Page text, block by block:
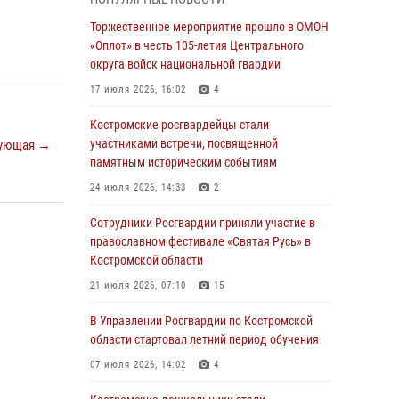
→
04 августа 2026, 11:35
Состоялась рабочая встреча директора
Росгвардии Героя России генерала армии
полномочного представителя Президента
Российской Федерации в Северо-Кавказском
федеральном округе Виталием Кузнецовым
31 июля 2026, 07:08 4
Росгвардейцы знакомят костромичей со
службой в ведомстве
31 июля 2026, 06:48
участниками уроков безопасности,
организованных военнослужащими и
Торжественное мероприятие прошло в ОМОН
«Оплот» в честь 105-летия Центрального
округа войск национальной гвардии
17 июля 2026, 16:02 4
Костромские росгвардейцы стали
участниками встречи, посвященной
памятным историческим событиям
24 июля 2026, 14:33 2
Сотрудники Росгвардии приняли участие в
православном фестивале «Святая Русь» в
Костромской области
21 июля 2026, 07:10 15
В Управлении Росгвардии по Костромской
области стартовал летний период обучения
07 июля 2026, 14:02 4